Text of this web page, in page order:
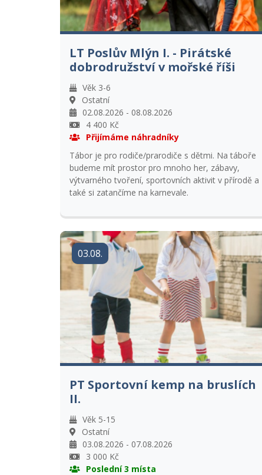
LT Poslův Mlýn I. - Pirátské
dobrodružství v mořské říši
Věk 3-6
Ostatní
02.08.2026 - 08.08.2026
4 400 Kč
Přijímáme náhradníky
Tábor je pro rodiče/prarodiče s dětmi. Na táboře
budeme mít prostor pro mnoho her, zábavy,
výtvarného tvoření, sportovních aktivit v přírodě a
také si zatančíme na karnevale.
03.08.
PT Sportovní kemp na bruslích
II.
Věk 5-15
Ostatní
03.08.2026 - 07.08.2026
3 000 Kč
Poslední 3 místa